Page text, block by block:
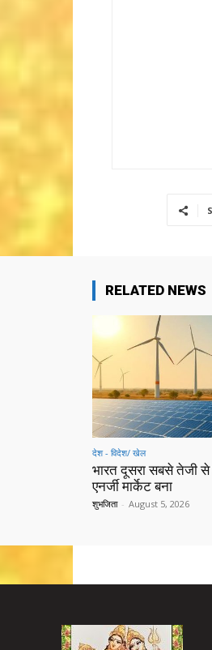
RELATED NEWS
देश - विदेश/ खेल
भारत दूसरा सबसे तेजी से
एनर्जी मार्केट बना
शुभजिता - August 5, 2026